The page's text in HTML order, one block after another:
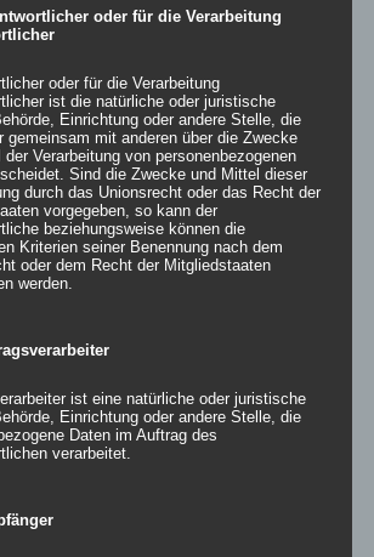
easy TURIN
Details
oder für die Verarbeitung
oder für die Verarbeitung
ist die natürliche oder juristische
Einrichtung oder andere Stelle, die
gemeinsam mit anderen über die Zwecke
Verarbeitung von personenbezogenen
Sind die Zwecke und Mittel dieser
durch das Unionsrecht oder das Recht der
vorgegeben, so kann der
beziehungsweise können die
Kriterien seiner Benennung nach dem
oder dem Recht der Mitgliedstaaten
werden.
ist eine natürliche oder juristische
Einrichtung oder andere Stelle, die
Daten im Auftrag des
verarbeitet.